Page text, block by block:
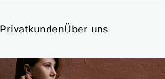
PrivatkundenÜber uns